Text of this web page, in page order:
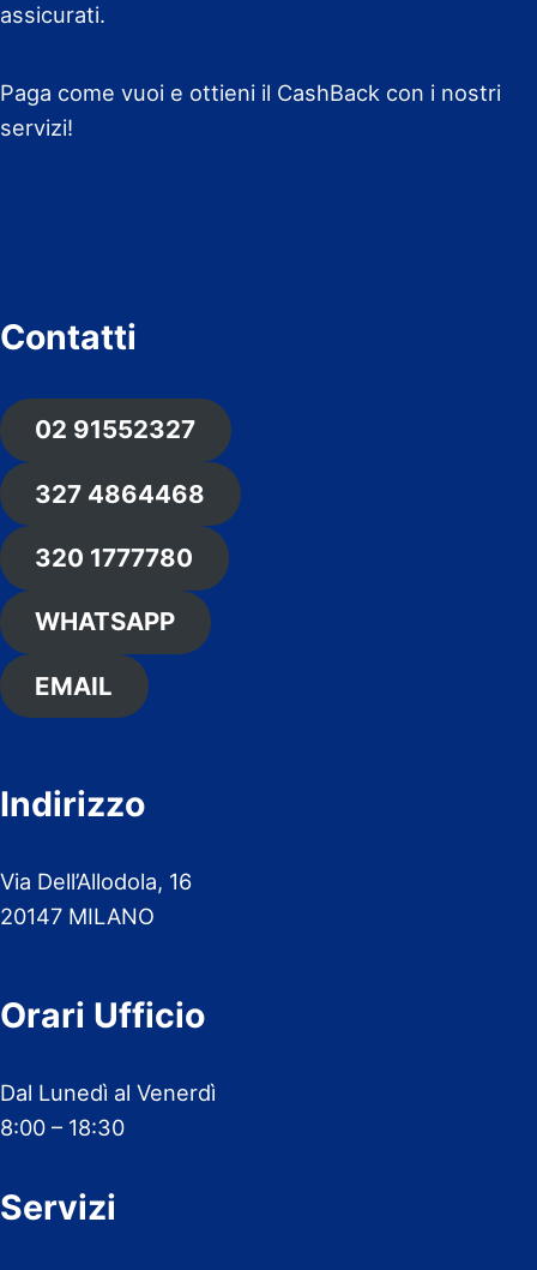
assicurati.
Paga come vuoi e ottieni il CashBack con i nostri
servizi!
Contatti
02 91552327
327 4864468
320 1777780
WHATSAPP
EMAIL
Indirizzo
Via Dell’Allodola, 16
20147 MILANO
Orari Ufficio
Dal Lunedì al Venerdì
8:00 – 18:30
Servizi